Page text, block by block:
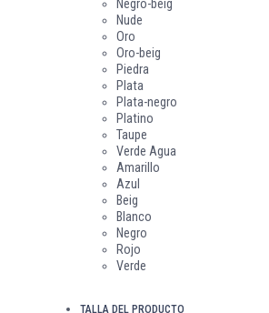
Negro-beig
Nude
Oro
Oro-beig
Piedra
Plata
Plata-negro
Platino
Taupe
Verde Agua
Amarillo
Azul
Beig
Blanco
Negro
Rojo
Verde
TALLA DEL PRODUCTO